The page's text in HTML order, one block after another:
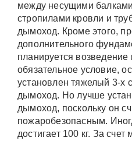
между несущими
стропилами кровли и
дымоход. Кроме этого,
дополнительного
планируется
обязательное условие,
установлен тяжелый 3-х
дымоход. Но лучше
дымоход, поскольку он
пожаробезопасным.
достигает 100 кг. За счет